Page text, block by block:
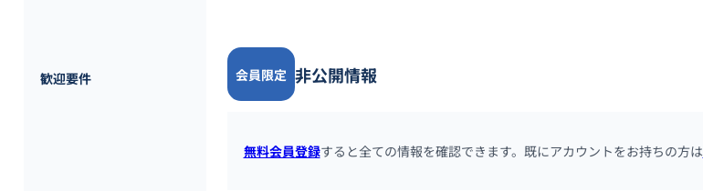
歓迎要件 会員限定 非公開情報
無料会員登録すると全ての情報を確認できます。既にアカウントをお持ちの方は